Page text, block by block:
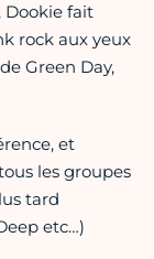
Dookie fait
rock aux yeux
Green Day,
et
les groupes
tard
etc…)